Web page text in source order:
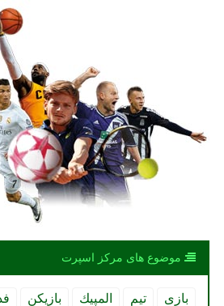
موضوع های مركز اسپرت
بازی تیم المپیك بازیكن